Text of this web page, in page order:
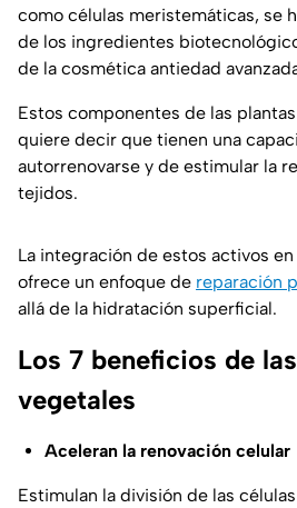
como células meristemáticas, se
de los ingredientes
de la cosmética antiedad
Estos componentes de las
quiere decir que tienen una
autorrenovarse y de estimular la
tejidos.
La integración de estos activos
ofrece un enfoque de reparación
allá de la hidratación superficial.
Los 7 beneficios de
vegetales
Aceleran la renovación celular
Estimulan la división de las